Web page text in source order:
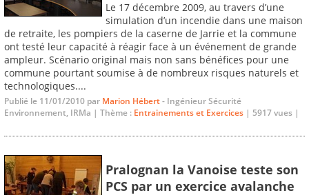
Le 17 décembre 2009, au travers d’une
simulation d’un incendie dans une maison
de retraite, les pompiers de la caserne de Jarrie et la commune
ont testé leur capacité à réagir face à un événement de grande
ampleur. Scénario original mais non sans bénéfices pour une
commune pourtant soumise à de nombreux risques naturels et
technologiques....
Publié le 11/01/2010 par Marion Hébert- Ingénieur Sécurité
Environnement, IRMa | Thème : Entrainements et Exercices | 5917 vues |
Pralognan la Vanoise teste son
PCS par un exercice avalanche